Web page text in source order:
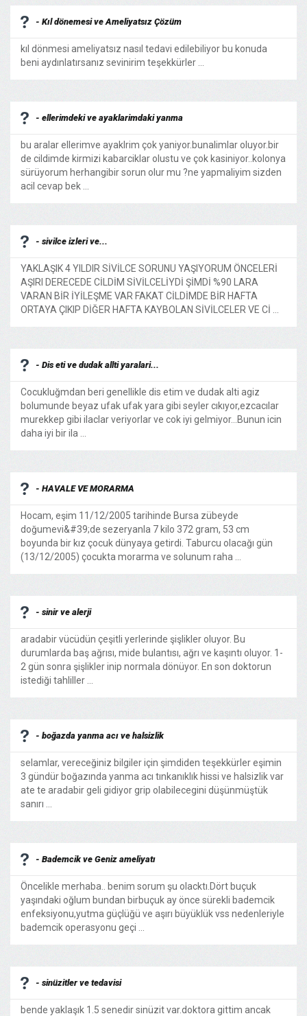
- Kıl dönemesi ve Ameliyatsız Çözüm
kıl dönmesi ameliyatsız nasıl tedavi edilebiliyor bu konuda
beni aydınlatırsanız sevinirim teşekkürler ...
- ellerimdeki ve ayaklarimdaki yanma
bu aralar ellerimve ayaklrim çok yaniyor.bunalimlar oluyor.bir
de cildimde kirmizi kabarciklar olustu ve çok kasiniyor..kolonya
sürüyorum herhangibir sorun olur mu ?ne yapmaliyim sizden
acil cevap bek ...
- sivilce izleri ve...
YAKLAŞIK 4 YILDIR SİVİLCE SORUNU YAŞIYORUM ÖNCELERİ
AŞIRI DERECEDE CİLDİM SİVİLCELİYDİ ŞİMDİ %90 LARA
VARAN BİR İYİLEŞME VAR FAKAT CİLDİMDE BİR HAFTA
ORTAYA ÇIKIP DİĞER HAFTA KAYBOLAN SİVİLCELER VE Cİ ...
- Dis eti ve dudak allti yaralari...
Cocukluğmdan beri genellikle dis etim ve dudak alti agiz
bolumunde beyaz ufak ufak yara gibi seyler cıkıyor,ezcacılar
murekkep gibi ilaclar veriyorlar ve cok iyi gelmiyor...Bunun icin
daha iyi bir ila ...
- HAVALE VE MORARMA
Hocam, eşim 11/12/2005 tarihinde Bursa zübeyde
doğumevi&#39;de sezeryanla 7 kilo 372 gram, 53 cm
boyunda bir kız çocuk dünyaya getirdi. Taburcu olacağı gün
(13/12/2005) çocukta morarma ve solunum raha ...
- sinir ve alerji
aradabir vücüdün çeşitli yerlerinde şişlikler oluyor. Bu
durumlarda baş ağrısı, mide bulantısı, ağrı ve kaşıntı oluyor. 1-
2 gün sonra şişlikler inip normala dönüyor. En son doktorun
istediği tahliller ...
- boğazda yanma acı ve halsizlik
selamlar, vereceğiniz bilgiler için şimdiden teşekkürler eşimin
3 gündür boğazında yanma acı tınkanıklık hissi ve halsizlik var
ate te aradabir geli gidiyor grip olabilecegini düşünmüştük
sanırı ...
- Bademcik ve Geniz ameliyatı
Öncelikle merhaba.. benim sorum şu olacktı.Dört buçuk
yaşındaki oğlum bundan birbuçuk ay önce sürekli bademcik
enfeksiyonu,yutma güçlüğü ve aşırı büyüklük vss nedenleriyle
bademcik operasyonu geçi ...
- sinüzitler ve tedavisi
bende yaklaşık 1.5 senedir sinüzit var.doktora gittim ancak